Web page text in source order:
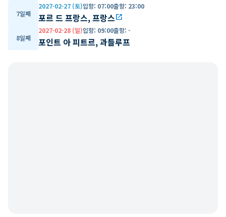
7일째
2027-02-27 (토)입항: 07:00출항: 23:00
포르 드 프랑스, 프랑스open_in_new
8일째
2027-02-28 (일)입항: 09:00출항: -
포인트 아 피트르, 과들루프